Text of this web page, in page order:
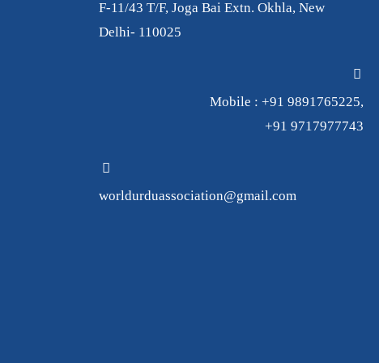
F-11/43 T/F, Joga Bai Extn. Okhla, New
Delhi- 110025
Mobile : +91 9891765225,
+91 9717977743
worldurduassociation@gmail.com